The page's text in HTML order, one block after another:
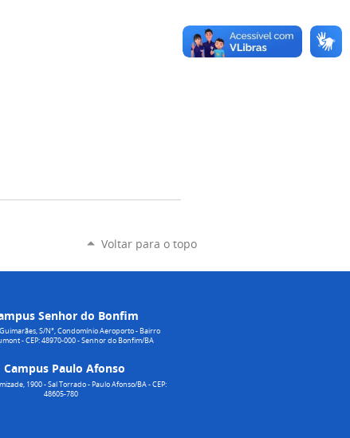
Voltar para o topo
Senhor do Bonfim
S/N°, Condomínio Aeroporto - Bairro
- CEP: 48970-000 - Senhor do Bonfim/BA
Campus Paulo Afonso
1900 - Sal Torrado - Paulo Afonso/BA - CEP:
48605-780